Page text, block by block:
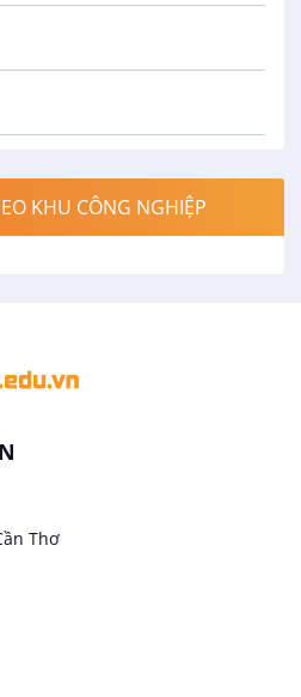
KHU CÔNG NGHIỆP
Thơ